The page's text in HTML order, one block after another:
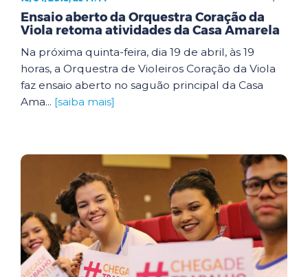
Ensaio aberto da Orquestra Coração da
Viola retoma atividades da Casa Amarela
Na próxima quinta-feira, dia 19 de abril, às 19
horas, a Orquestra de Violeiros Coração da Viola
faz ensaio aberto no saguão principal da Casa
Ama... [saiba mais]